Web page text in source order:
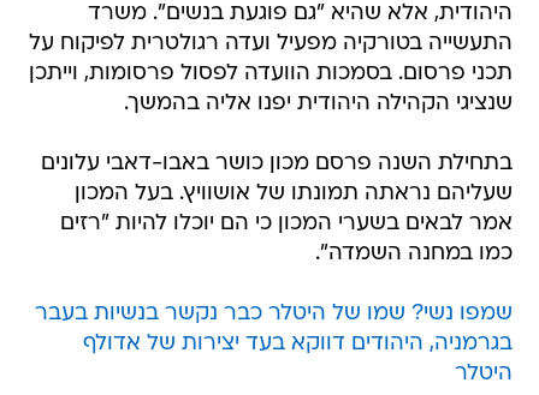
היהודית, אלא שהיא "גם פוגעת בנשים". משרד
התעשייה בטורקיה מפעיל ועדה רגולטרית לפיקוח על
תכני פרסום. בסמכות הוועדה לפסול פרסומות, וייתכן
שנציגי הקהילה היהודית יפנו אליה בהמשך.
בתחילת השנה פרסם מכון כושר באבו-דאבי עלונים
שעליהם נראתה תמונתו של אושוויץ. בעל המכון
אמר לבאים בשערי המכון כי הם יוכלו להיות "רזים
כמו במחנה השמדה".
שמפו נשי? שמו של היטלר כבר נקשר בנשיות בעבר
בגרמניה, היהודים דווקא בעד יצירות של אדולף
היטלר